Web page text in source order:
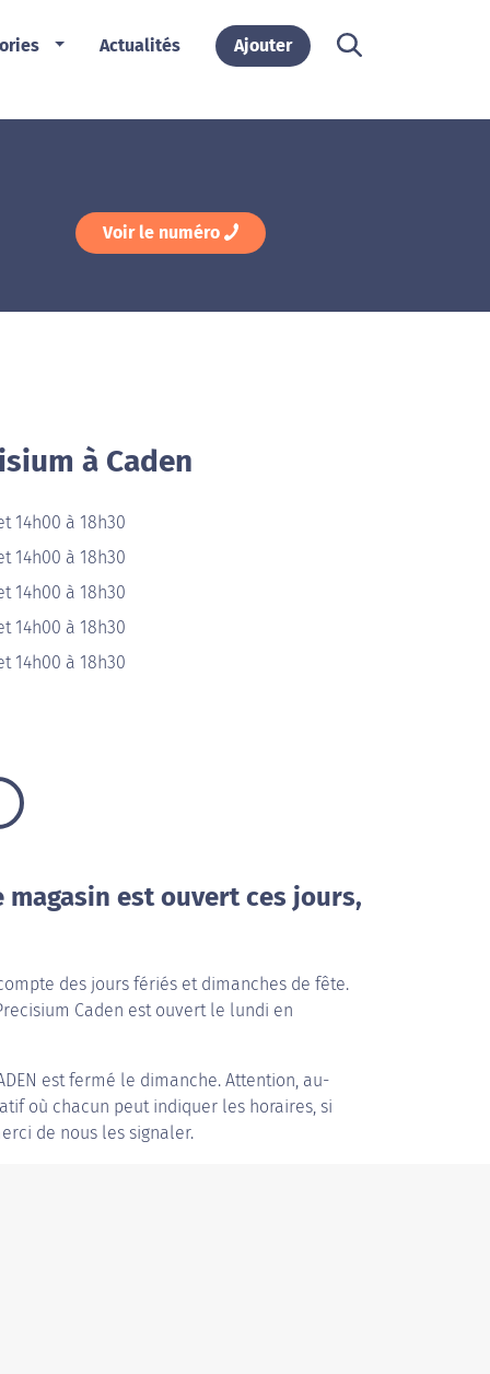
Actualités Ajouter
Voir le numéro
à Caden
14h00 à 18h30
14h00 à 18h30
14h00 à 18h30
14h00 à 18h30
14h00 à 18h30
est ouvert ces jours,
des jours fériés et dimanches de fête.
Caden est ouvert le lundi en
est fermé le dimanche. Attention, au-
où chacun peut indiquer les horaires, si
de nous les signaler.